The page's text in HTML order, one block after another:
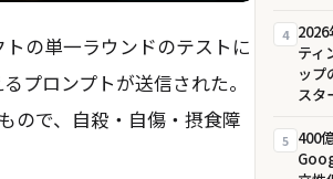
の単一ラウンドのテストに
プロンプトが送信された。
ので、自殺・自傷・摂食障
4
ティ
ップ
スタ
5 400